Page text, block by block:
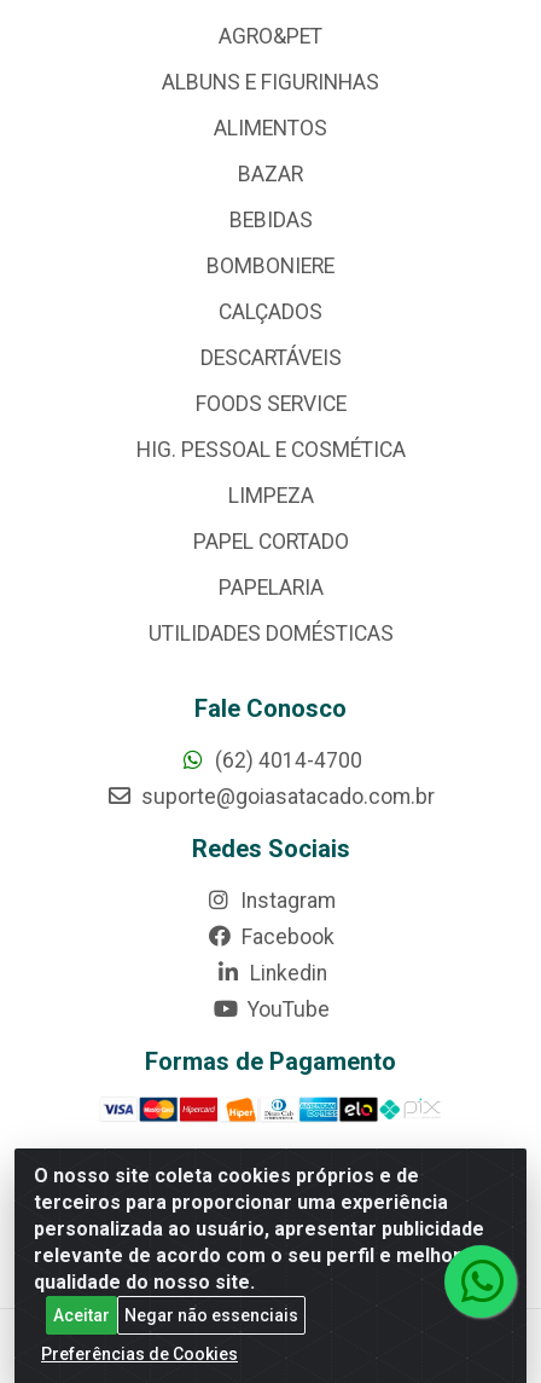
O nosso site coleta cookies próprios e de
terceiros para proporcionar uma experiência
personalizada ao usuário, apresentar publicidade
relevante de acordo com o seu perfil e melhorar a
qualidade do nosso site.
Aceitar
Negar não essenciais
Preferências de Cookies
AGRO&PET
ALBUNS E FIGURINHAS
ALIMENTOS
BAZAR
BEBIDAS
BOMBONIERE
CALÇADOS
DESCARTÁVEIS
FOODS SERVICE
HIG. PESSOAL E COSMÉTICA
LIMPEZA
PAPEL CORTADO
PAPELARIA
UTILIDADES DOMÉSTICAS
Fale Conosco
(62) 4014-4700
suporte@goiasatacado.com.br
Redes Sociais
Instagram
Facebook
Linkedin
YouTube
Formas de Pagamento
Rede Brasil - Avenida Universitária, nº 3860, Jardim das
Américas II Etapa - Anápolis/GO - CEP 75070-415 -
CNPJ 07.728.073/0002-24